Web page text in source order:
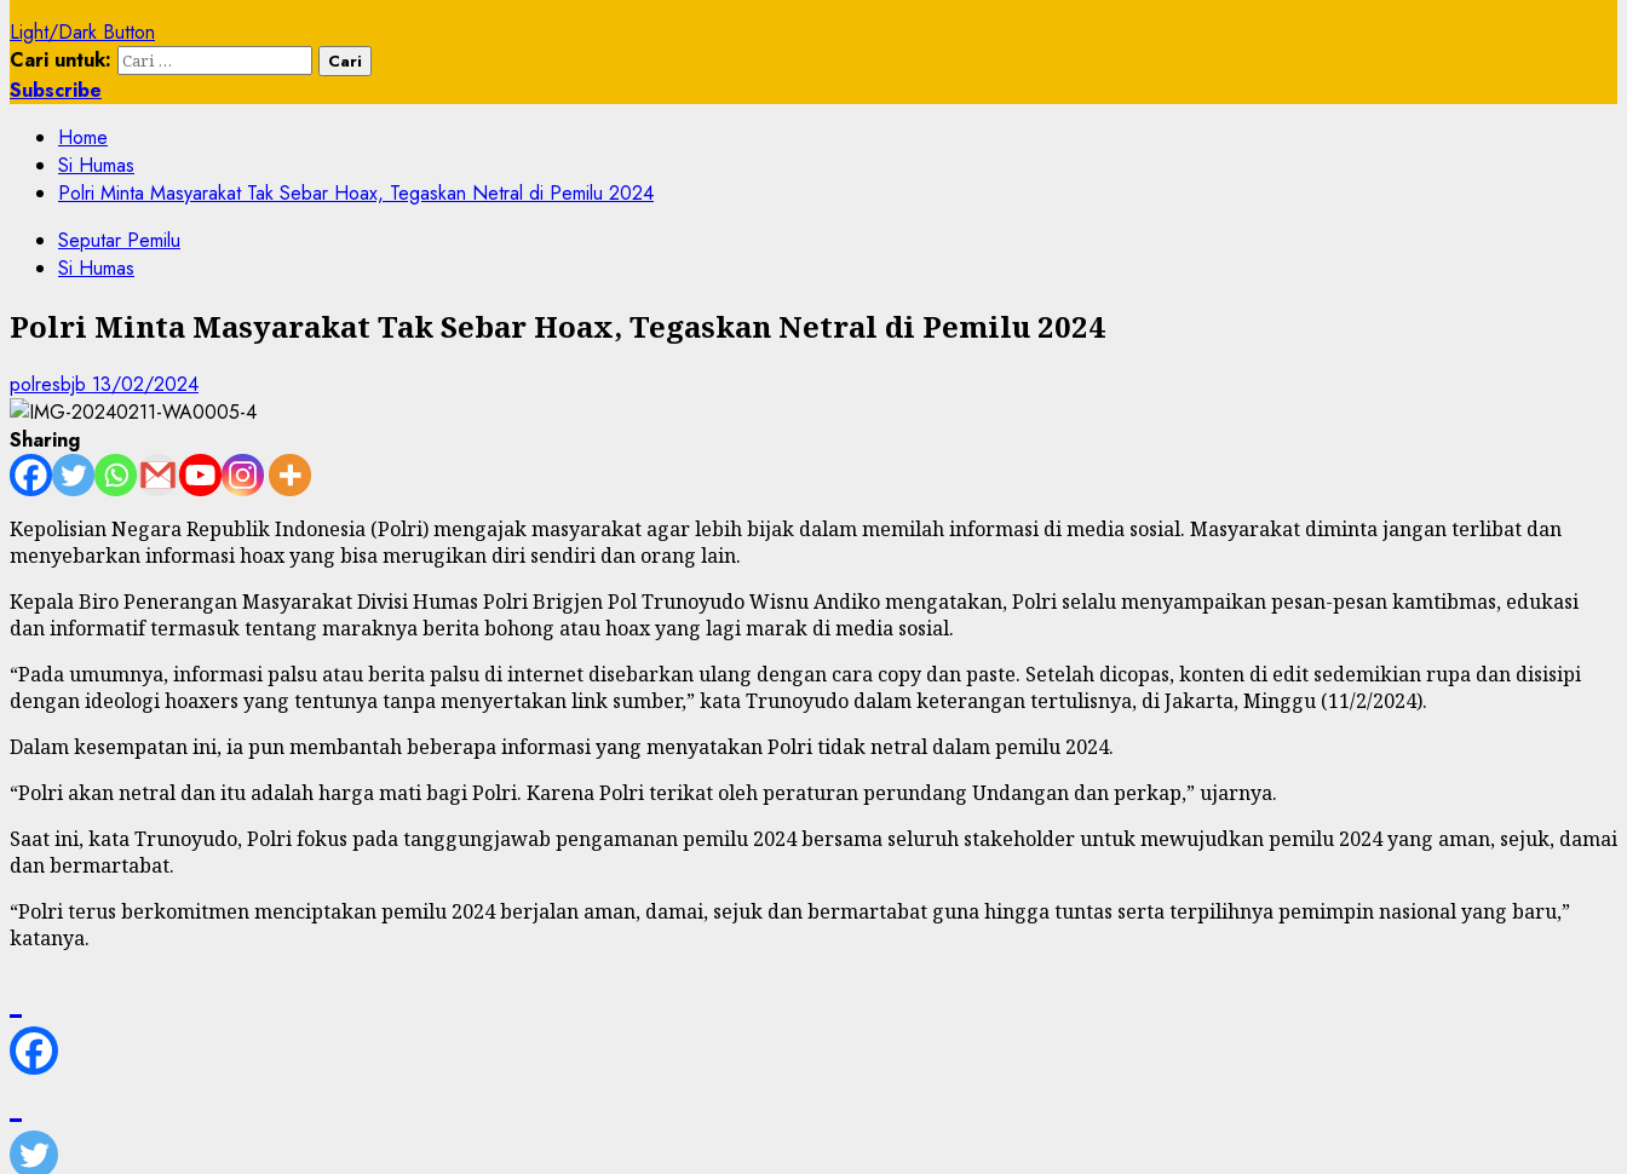
Light/Dark Button
Cari untuk:
Subscribe
Home
Si Humas
Polri Minta Masyarakat Tak Sebar Hoax, Tegaskan Netral di Pemilu 2024
Seputar Pemilu
Si Humas
Polri Minta Masyarakat Tak Sebar Hoax, Tegaskan Netral di Pemilu 2024
polresbjb 13/02/2024
Sharing
Kepolisian Negara Republik Indonesia (Polri) mengajak masyarakat agar lebih bijak dalam memilah informasi di media sosial. Masyarakat diminta jangan terlibat dan
menyebarkan informasi hoax yang bisa merugikan diri sendiri dan orang lain.
Kepala Biro Penerangan Masyarakat Divisi Humas Polri Brigjen Pol Trunoyudo Wisnu Andiko mengatakan, Polri selalu menyampaikan pesan-pesan kamtibmas, edukasi
dan informatif termasuk tentang maraknya berita bohong atau hoax yang lagi marak di media sosial.
“Pada umumnya, informasi palsu atau berita palsu di internet disebarkan ulang dengan cara copy dan paste. Setelah dicopas, konten di edit sedemikian rupa dan disisipi
dengan ideologi hoaxers yang tentunya tanpa menyertakan link sumber,” kata Trunoyudo dalam keterangan tertulisnya, di Jakarta, Minggu (11/2/2024).
Dalam kesempatan ini, ia pun membantah beberapa informasi yang menyatakan Polri tidak netral dalam pemilu 2024.
“Polri akan netral dan itu adalah harga mati bagi Polri. Karena Polri terikat oleh peraturan perundang Undangan dan perkap,” ujarnya.
Saat ini, kata Trunoyudo, Polri fokus pada tanggungjawab pengamanan pemilu 2024 bersama seluruh stakeholder untuk mewujudkan pemilu 2024 yang aman, sejuk, damai
dan bermartabat.
“Polri terus berkomitmen menciptakan pemilu 2024 berjalan aman, damai, sejuk dan bermartabat guna hingga tuntas serta terpilihnya pemimpin nasional yang baru,”
katanya.